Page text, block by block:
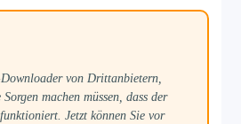
von Drittanbietern,
machen müssen, dass der
Jetzt können Sie vor